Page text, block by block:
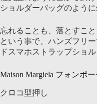
ショルダーバッグのよう
忘れることも、落とすこ
という事で、ハンズフリ
ドスマホストラップショ
Maison Margiela フォンポー
クロコ型押し